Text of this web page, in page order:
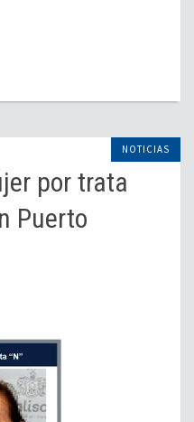
NOTICIAS
por trata
Puerto